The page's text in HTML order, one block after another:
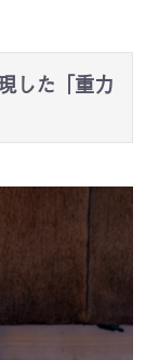
した「重力